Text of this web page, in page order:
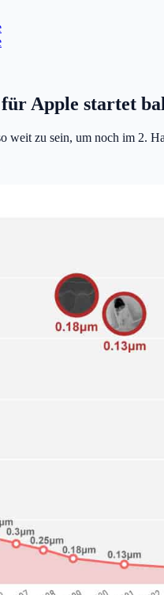
Apple startet
zu sein, um noch im 2.